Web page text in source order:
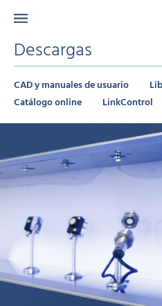
Descargas
CAD y manuales de usuario
Catálogo online
LinkControl